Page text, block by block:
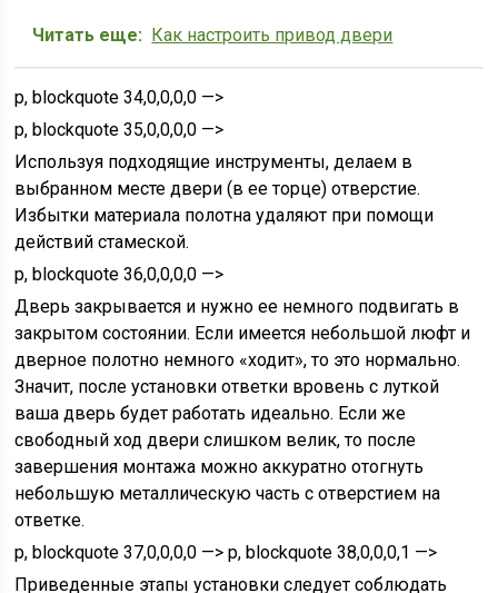
Читать еще: Как настроить привод двери
p, blockquote 34,0,0,0,0 —>
p, blockquote 35,0,0,0,0 —>
Используя подходящие инструменты, делаем в
выбранном месте двери (в ее торце) отверстие.
Избытки материала полотна удаляют при помощи
действий стамеской.
p, blockquote 36,0,0,0,0 —>
Дверь закрывается и нужно ее немного подвигать в
закрытом состоянии. Если имеется небольшой люфт и
дверное полотно немного «ходит», то это нормально.
Значит, после установки ответки вровень с луткой
ваша дверь будет работать идеально. Если же
свободный ход двери слишком велик, то после
завершения монтажа можно аккуратно отогнуть
небольшую металлическую часть с отверстием на
ответке.
p, blockquote 37,0,0,0,0 —> p, blockquote 38,0,0,0,1 —>
Приведенные этапы установки следует соблюдать